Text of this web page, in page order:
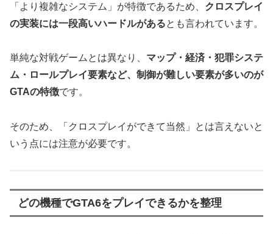
「より複雑なシステム」が特徴であるため、 クロスプレイ
の実装には一段高いハードルがあるとも言われています。
単純な対戦ゲームとは異なり、 マップ・経済・犯罪システ
ム・ロールプレイ要素など、制御が難しい要素が多いのが
GTAの特徴です。
そのため、「クロスプレイができて当然」とは言えないと
いう点には注意が必要です。
どの機種でGTA6をプレイできるかを整理